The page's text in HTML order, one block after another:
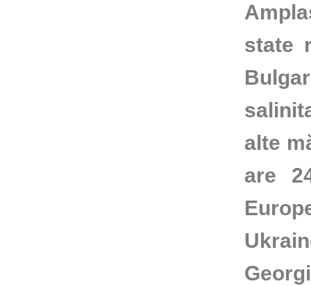
state
alte
are